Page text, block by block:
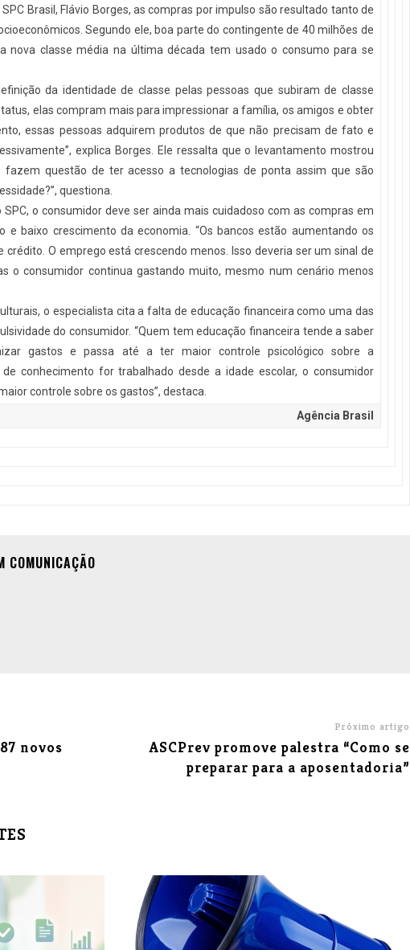
Brasil, Flávio Borges, as compras por impulso são resultado tanto de
Segundo ele, boa parte do contingente de 40 milhões de
nova classe média na última década tem usado o consumo para se
da identidade de classe pelas pessoas que subiram de classe
elas compram mais para impressionar a família, os amigos e obter
essas pessoas adquirem produtos de que não precisam de fato e
explica Borges. Ele ressalta que o levantamento mostrou
fazem questão de ter acesso a tecnologias de ponta assim que são
questiona.
o consumidor deve ser ainda mais cuidadoso com as compras em
e baixo crescimento da economia. “Os bancos estão aumentando os
O emprego está crescendo menos. Isso deveria ser um sinal de
o consumidor continua gastando muito, mesmo num cenário menos
o especialista cita a falta de educação financeira como uma das
do consumidor. “Quem tem educação financeira tende a saber
gastos e passa até a ter maior controle psicológico sobre a
conhecimento for trabalhado desde a idade escolar, o consumidor
controle sobre os gastos”, destaca.
Agência Brasil
COMUNICAÇÃO
novos
Próximo artigo
ASCPrev promove palestra “Como se
preparar para a aposentadoria”